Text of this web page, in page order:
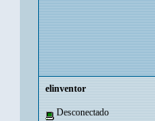
elinventor
Desconectado